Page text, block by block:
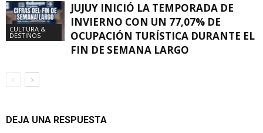
CULTURA &
DESTINOS
JUJUY INICIÓ LA TEMPORADA DE
INVIERNO CON UN 77,07% DE
OCUPACIÓN TURÍSTICA DURANTE EL
FIN DE SEMANA LARGO
DEJA UNA RESPUESTA